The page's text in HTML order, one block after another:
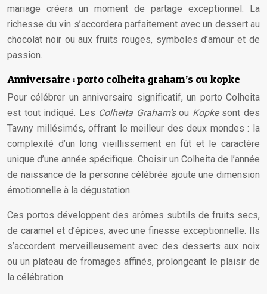
mariage créera un moment de partage exceptionnel. La
richesse du vin s’accordera parfaitement avec un dessert au
chocolat noir ou aux fruits rouges, symboles d’amour et de
passion.
Anniversaire : porto colheita graham’s ou kopke
Pour célébrer un anniversaire significatif, un porto Colheita
est tout indiqué. Les Colheita Graham’sou Kopke sont des
Tawny millésimés, offrant le meilleur des deux mondes : la
complexité d’un long vieillissement en fût et le caractère
unique d’une année spécifique. Choisir un Colheita de l’année
de naissance de la personne célébrée ajoute une dimension
émotionnelle à la dégustation.
Ces portos développent des arômes subtils de fruits secs,
de caramel et d’épices, avec une finesse exceptionnelle. Ils
s’accordent merveilleusement avec des desserts aux noix
ou un plateau de fromages affinés, prolongeant le plaisir de
la célébration.